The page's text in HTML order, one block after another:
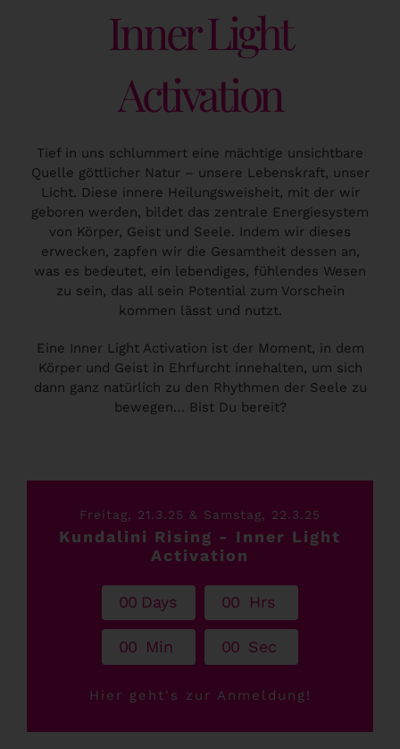
Inner Light
Activation
Tief in uns schlummert eine mächtige unsichtbare
Quelle göttlicher Natur – unsere Lebenskraft, unser
Licht. Diese innere Heilungsweisheit, mit der wir
geboren werden, bildet das zentrale Energiesystem
von Körper, Geist und Seele. Indem wir dieses
erwecken, zapfen wir die Gesamtheit dessen an,
was es bedeutet, ein lebendiges, fühlendes Wesen
zu sein, das all sein Potential zum Vorschein
kommen lässt und nutzt.
Eine Inner Light Activation ist der Moment, in dem
Körper und Geist in Ehrfurcht innehalten, um sich
dann ganz natürlich zu den Rhythmen der Seele zu
bewegen… Bist Du bereit?
Freitag, 21.3.25 & Samstag, 22.3.25
Kundalini Rising - Inner Light
Activation
00 Days 00 Hrs
00 Min 00 Sec
Hier geht's zur Anmeldung!